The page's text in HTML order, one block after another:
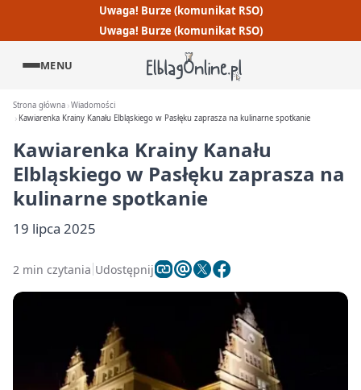
Uwaga! Burze (komunikat RSO)
Uwaga! Burze (komunikat RSO)
MENU
Strona główna Wiadomości
Kawiarenka Krainy Kanału Elbląskiego w Pasłęku zaprasza na kulinarne spotkanie
Kawiarenka Krainy Kanału
Elbląskiego w Pasłęku zaprasza na
kulinarne spotkanie
19 lipca 2025
2 min czytania Udostępnij